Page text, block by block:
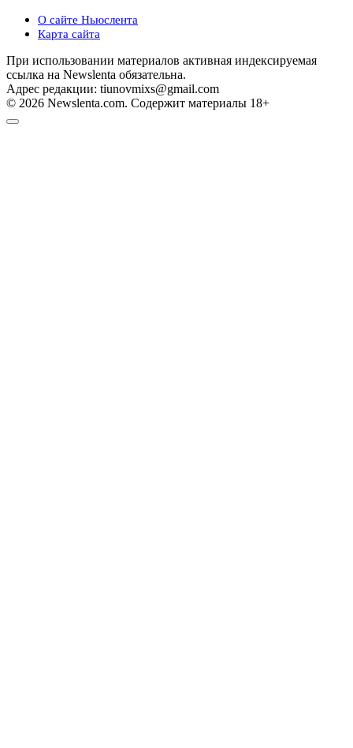
О сайте Ньюслента
Карта сайта
При использовании материалов активная индексируемая
ссылка на Newslenta обязательна.
Адрес редакции: tiunovmixs@gmail.com
© 2026 Newslenta.com. Содержит материалы 18+